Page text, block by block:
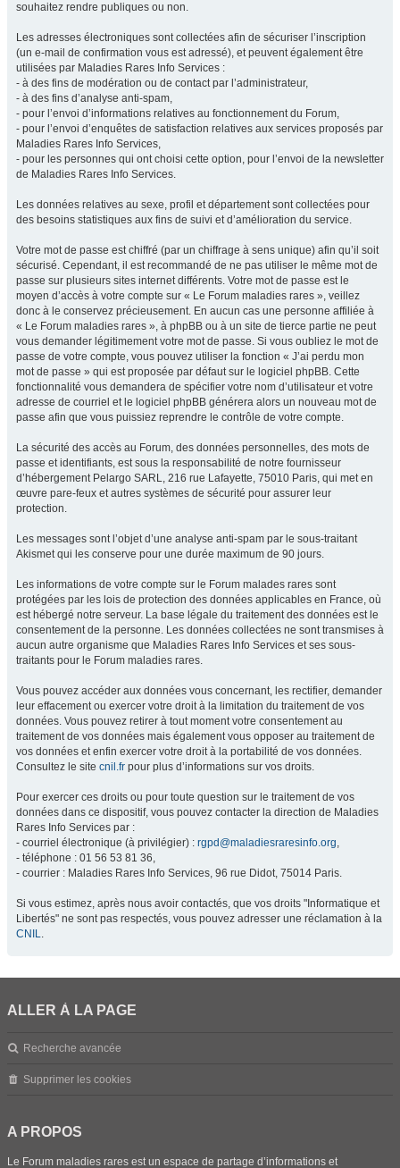
souhaitez rendre publiques ou non.
Les adresses électroniques sont collectées afin de sécuriser l’inscription
(un e-mail de confirmation vous est adressé), et peuvent également être
utilisées par Maladies Rares Info Services :
- à des fins de modération ou de contact par l’administrateur,
- à des fins d’analyse anti-spam,
- pour l’envoi d’informations relatives au fonctionnement du Forum,
- pour l’envoi d’enquêtes de satisfaction relatives aux services proposés par
Maladies Rares Info Services,
- pour les personnes qui ont choisi cette option, pour l’envoi de la newsletter
de Maladies Rares Info Services.
Les données relatives au sexe, profil et département sont collectées pour
des besoins statistiques aux fins de suivi et d’amélioration du service.
Votre mot de passe est chiffré (par un chiffrage à sens unique) afin qu’il soit
sécurisé. Cependant, il est recommandé de ne pas utiliser le même mot de
passe sur plusieurs sites internet différents. Votre mot de passe est le
moyen d’accès à votre compte sur « Le Forum maladies rares », veillez
donc à le conservez précieusement. En aucun cas une personne affiliée à
« Le Forum maladies rares », à phpBB ou à un site de tierce partie ne peut
vous demander légitimement votre mot de passe. Si vous oubliez le mot de
passe de votre compte, vous pouvez utiliser la fonction « J’ai perdu mon
mot de passe » qui est proposée par défaut sur le logiciel phpBB. Cette
fonctionnalité vous demandera de spécifier votre nom d’utilisateur et votre
adresse de courriel et le logiciel phpBB générera alors un nouveau mot de
passe afin que vous puissiez reprendre le contrôle de votre compte.
La sécurité des accès au Forum, des données personnelles, des mots de
passe et identifiants, est sous la responsabilité de notre fournisseur
d’hébergement Pelargo SARL, 216 rue Lafayette, 75010 Paris, qui met en
œuvre pare-feux et autres systèmes de sécurité pour assurer leur
protection.
Les messages sont l’objet d’une analyse anti-spam par le sous-traitant
Akismet qui les conserve pour une durée maximum de 90 jours.
Les informations de votre compte sur le Forum malades rares sont
protégées par les lois de protection des données applicables en France, où
est hébergé notre serveur. La base légale du traitement des données est le
consentement de la personne. Les données collectées ne sont transmises à
aucun autre organisme que Maladies Rares Info Services et ses sous-
traitants pour le Forum maladies rares.
Vous pouvez accéder aux données vous concernant, les rectifier, demander
leur effacement ou exercer votre droit à la limitation du traitement de vos
données. Vous pouvez retirer à tout moment votre consentement au
traitement de vos données mais également vous opposer au traitement de
vos données et enfin exercer votre droit à la portabilité de vos données.
Consultez le site cnil.fr pour plus d’informations sur vos droits.
Pour exercer ces droits ou pour toute question sur le traitement de vos
données dans ce dispositif, vous pouvez contacter la direction de Maladies
Rares Info Services par :
- courriel électronique (à privilégier) : rgpd@maladiesraresinfo.org,
- téléphone : 01 56 53 81 36,
- courrier : Maladies Rares Info Services, 96 rue Didot, 75014 Paris.
Si vous estimez, après nous avoir contactés, que vos droits "Informatique et
Libertés" ne sont pas respectés, vous pouvez adresser une réclamation à la
CNIL.
ALLER À LA PAGE
Recherche avancée
Supprimer les cookies
A PROPOS
Le Forum maladies rares est un espace de partage d’informations et